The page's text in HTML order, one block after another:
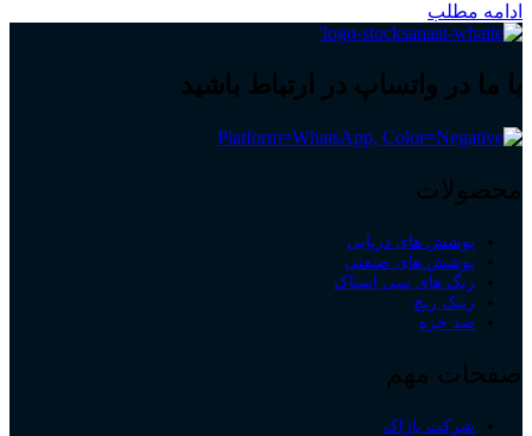
ادامه مطلب
با ما در واتساپ در ارتباط باشید
محصولات
پوشش های دریایی
پوشش های صنعتی
رنگ های سی استاک
زینک ریچ
ضد خزه
صفحات مهم
شرکت باژاک